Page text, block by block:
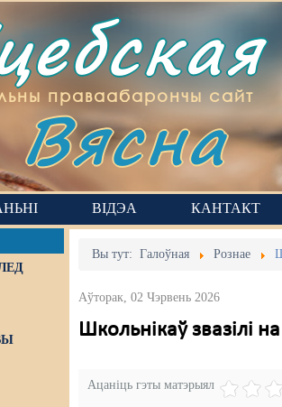
праваабарончы сайт
Вясна
ВІДЭА КАНТАКТ
Вы тут:Галоўная Рознае
Аўторак, 02 Чэрвень 2026
Школьнікаў звазілі
Ацаніць гэты матэрыял